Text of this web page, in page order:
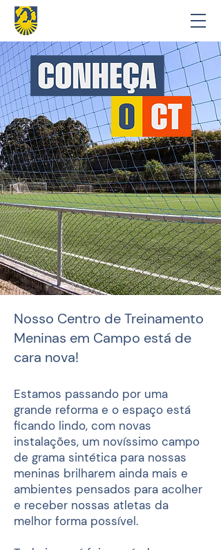
Nosso Centro de Treinamento
Meninas em Campo está de
cara nova!
Estamos passando por uma
grande reforma e o espaço está
ficando lindo, com novas
instalações, um novíssimo campo
de grama sintética para nossas
meninas brilharem ainda mais e
ambientes pensados para acolher
e receber nossas atletas da
melhor forma possível.